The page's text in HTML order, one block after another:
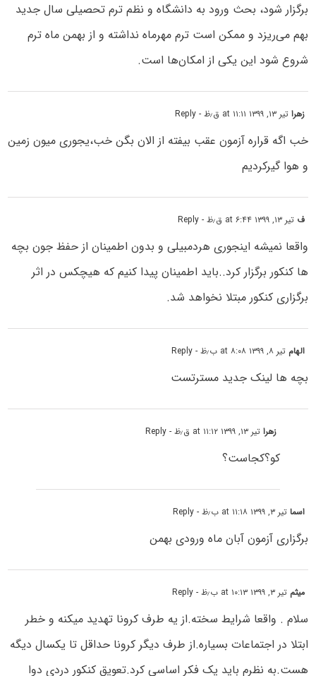
برگزار شود، بحث ورود به دانشگاه و نظم ترم تحصیلی سال جدید
بهم می‌ریزد و ممکن است ترم مهرماه نداشته و از بهمن ماه ترم
شروع شود این یکی از امکان‌ها است.
زهراتیر ۱۳, ۱۳۹۹ at ۱۱:۱۱ ق٫ظ - Reply
خب اگه قراره آزمون عقب بیفته از الان بگن خب،یجوری میون زمین
و هوا گیرکردیم
ف تیر ۱۳, ۱۳۹۹ at ۶:۴۴ ق٫ظ - Reply
واقعا نمیشه اینجوری هردمبیلی و بدون اطمینان از حفظ جون بچه
ها کنکور برگزار کرد..باید اطمینان پیدا کنیم که هیچکس در اثر
برگزاری کنکور مبتلا نخواهد شد.
الهام تیر ۸, ۱۳۹۹ at ۸:۰۸ ب٫ظ - Reply
بچه ها لینک جدید مسترتست
زهراتیر ۱۳, ۱۳۹۹ at ۱۱:۱۲ ق٫ظ - Reply
کو؟کجاست؟
اسماتیر ۳, ۱۳۹۹ at ۱۱:۱۸ ب٫ظ - Reply
برگزاری آزمون آبان ماه ورودی بهمن
میثم تیر ۳, ۱۳۹۹ at ۱۰:۱۳ ب٫ظ - Reply
سلام . واقعا شرایط سخته.از یه طرف کرونا تهدید میکنه و خطر
ابتلا در اجتماعات بسیاره.از طرف دیگر کرونا حداقل تا یکسال دیگه
هست.به نظرم باید یک فکر اساسی کرد.تعویق کنکور دردی دوا